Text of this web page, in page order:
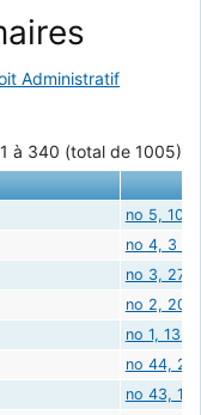
Administratif
à 340 (total de 1005)
no 5, 10
no 4, 3
no 3, 27
no 2, 20
no 1, 13
no 44, 23
no 43, 16